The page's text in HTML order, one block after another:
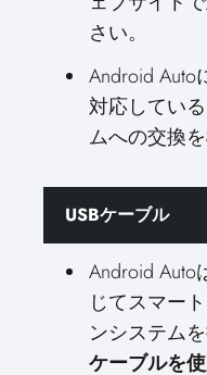
さい。
Android Auto
対応してい
ムへの交換
USBケーブル
Android Auto
じてスマー
ンシステム
ケーブルを